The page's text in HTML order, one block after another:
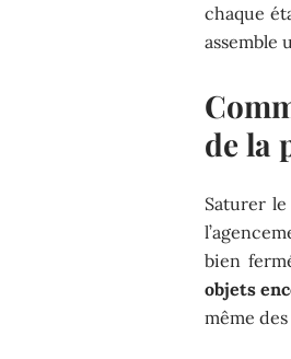
chaque
assemble
de la
Saturer
bien
objets
même